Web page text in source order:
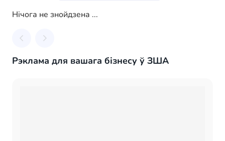
Нічога не знойдзена ...
Рэклама для вашага бізнесу ў ЗША